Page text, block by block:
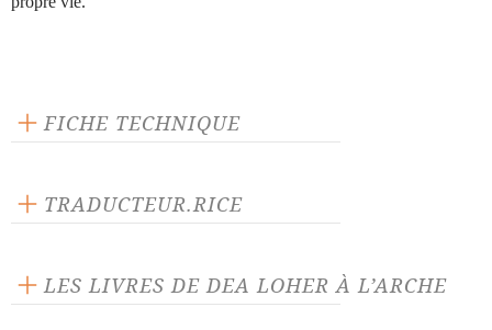
FICHE TECHNIQUE
Langue source : allemand
Nombre de personnages masculins : 5
TRADUCTEUR.RICE
LES LIVRES DE DEA LOHER À L’ARCHE